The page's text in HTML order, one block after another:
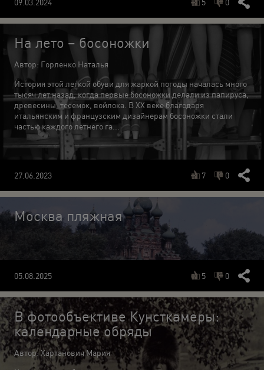
09.03.2024
На лето – босоножки
Автор: Горленко Наталья
История этой легкой обуви для жаркой погоды началась много
тысяч лет назад, когда первые босоножки делали из папируса,
древесины, тесемок, войлока. В ХХ веке благодаря
итальянским и французским дизайнерам босоножки стали
частью каждого летнего га...
27.06.2023 7 0
Москва пляжная
05.08.2025 5 0
В фотообъективе Кунсткамеры:
календарные обряды
Автор: Хартанович Мария